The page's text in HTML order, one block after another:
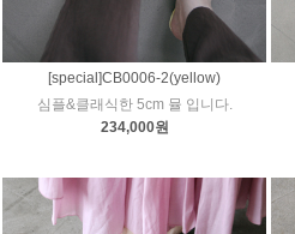
[special]CB0006-2(yellow)
심플&클래식한 5cm 뮬 입니다.
234,000원